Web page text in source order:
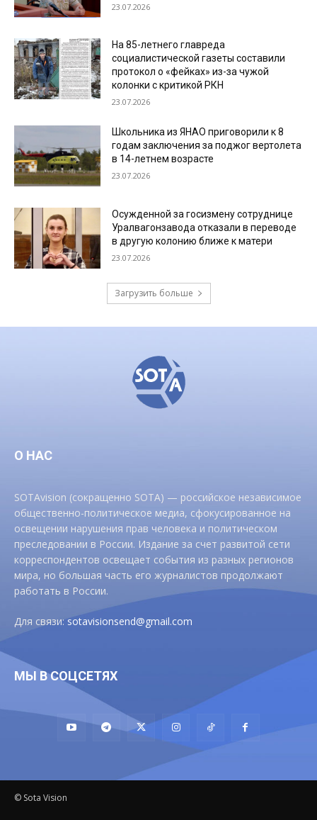
23.07.2026
На 85-летнего главреда
социалистической газеты составили
протокол о «фейках» из-за чужой
колонки с критикой РКН
23.07.2026
Школьника из ЯНАО приговорили к 8
годам заключения за поджог вертолета
в 14-летнем возрасте
23.07.2026
Осужденной за госизмену сотруднице
Уралвагонзавода отказали в переводе
в другую колонию ближе к матери
23.07.2026
Загрузить больше
О НАС
SOTAvision (сокращенно SOTA) — российское независимое
общественно-политическое медиа, сфокусированное на
освещении нарушения прав человека и политическом
преследовании в России. Издание за счет развитой сети
корреспондентов освещает события из разных регионов
мира, но большая часть его журналистов продолжают
работать в России.
Для связи:sotavisionsend@gmail.com
МЫ В СОЦСЕТЯХ
© Sota Vision